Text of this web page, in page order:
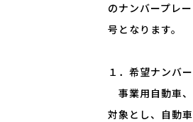
のナンバープレ
号となります。
１．希望ナンバ
事業用自動車
対象とし、自動